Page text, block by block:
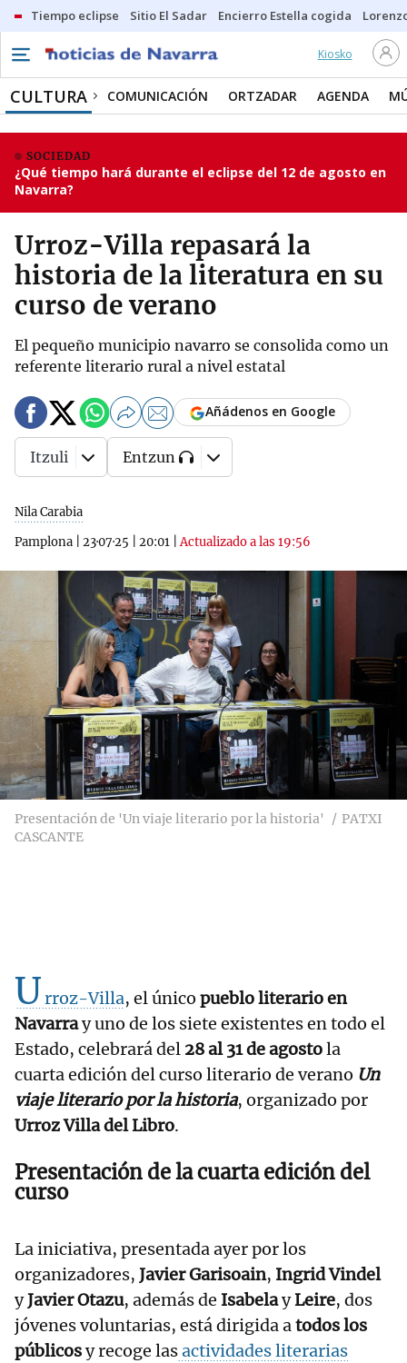
Tiempo eclipse Sitio El Sadar Encierro Estella cogida
Kiosko
CULTURA COMUNICACIÓN ORTZADAR AGENDA
SOCIEDAD
¿Qué tiempo hará durante el eclipse del 12 de agosto en
Navarra?
Urroz-Villa repasará la
historia de la literatura en su
curso de verano
El pequeño municipio navarro se consolida como un
referente literario rural a nivel estatal
Nila Carabia
Pamplona
23·07·25 20:01 |Actualizado a las 19:56
Añádenos en Google
Itzuli Entzun
Presentación de 'Un viaje literario por la historia'
PATXI
CASCANTE
Urroz-Villa, el único pueblo literario en
Navarray uno de los siete existentes en todo el
Estado, celebrará del 28 al 31 de agostola
cuarta edición del curso literario de verano Un
viaje literario por la historia, organizado por
Urroz Villa del Libro.
Presentación de la cuarta edición del
curso
La iniciativa, presentada ayer por los
organizadores, Javier Garisoain, Ingrid Vindel
yJavier Otazu, además de IsabelayLeire, dos
jóvenes voluntarias, está dirigida atodos los
públicosy recoge lasactividades literarias